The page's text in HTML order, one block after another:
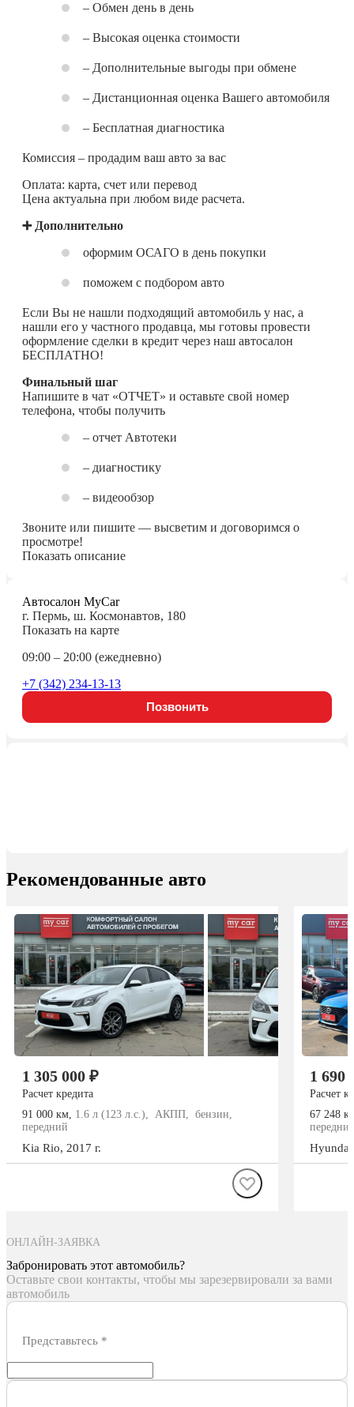
– Обмен день в день
– Высокая оценка стоимости
– Дополнительные выгоды при обмене
– Дистанционная оценка Вашего автомобиля
– Бесплатная диагностика
Комиссия – продадим ваш авто за вас
Оплата: карта, счет или перевод
Цена актуальна при любом виде расчета.
➕ Дополнительно
оформим ОСАГО в день покупки
поможем с подбором авто
Если Вы не нашли подходящий автомобиль у нас, а
нашли его у частного продавца, мы готовы провести
оформление сделки в кредит через наш автосалон
БЕСПЛАТНО!
Финальный шаг
Напишите в чат «ОТЧЕТ» и оставьте свой номер
телефона, чтобы получить
– отчет Автотеки
– диагностику
– видеообзор
Звоните или пишите — высветим и договоримся о
просмотре!
Показать описание
Автосалон MyCar
г. Пермь, ш. Космонавтов, 180
Показать на карте
09:00 – 20:00 (ежедневно)
+7 (342) 234-13-13
Позвонить
Рекомендованные авто
1 305 000 ₽
Расчет кредита
91 000 км, 1.6 л (123 л.с.), АКПП, бензин,
передний
Kia Rio, 2017 г.
1 690
Расчет
67 248
Hyundai
ОНЛАЙН-ЗАЯВКА
Забронировать этот автомобиль?
Оставьте свои контакты, чтобы мы зарезервировали за вами
автомобиль
Представьтесь *